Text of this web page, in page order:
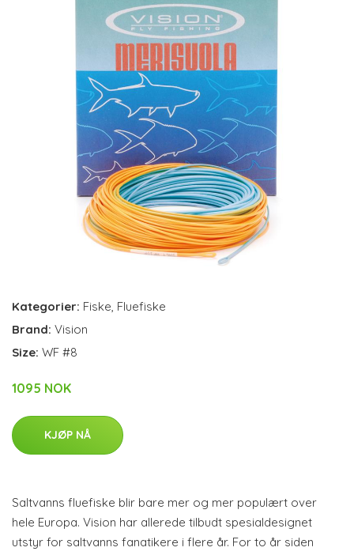
Kategorier: Fiske, Fluefiske
Brand: Vision
Size: WF #8
1095 NOK
KJØP NÅ
Saltvanns fluefiske blir bare mer og mer populært over
hele Europa. Vision har allerede tilbudt spesialdesignet
utstyr for saltvanns fanatikere i flere år. For to år siden